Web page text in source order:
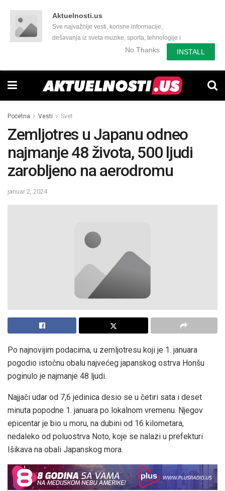
Aktuelnosti.us
Sve najvažnije vesti, korisne informacije,
dešavanja iz sveta muzike, sporta, tehnologije i
još mnogo toga zanimljivog.No Thanks INSTALL
Početna Vesti Svet
Zemljotres u Japanu odneo
najmanje 48 života, 500 ljudi
zarobljeno na aerodromu
januar 2, 2024
Po najnovijim podacima, u zemljotresu koji je 1. januara
pogodio istočnu obalu najvećeg japanskog ostrva Honšu
poginulo je najmanje 48 ljudi.
Najjači udar od 7,6 jedinica desio se u četiri sata i deset
minuta popodne 1. januara po lokalnom vremenu. Njegov
epicentar je bio u moru, na dubini od 16 kilometara,
nedaleko od poluostrva Noto, koje se nalazi u prefekturi
Išikava na obali Japanskog mora.